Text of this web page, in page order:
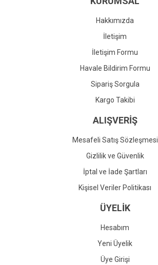
Gönder
Hakkımızda
İletişim
İletişim Formu
Havale Bildirim Formu
Sipariş Sorgula
Kargo Takibi
ALIŞVERİŞ
Mesafeli Satış Sözleşmesi
Gizlilik ve Güvenlik
İptal ve İade Şartları
Kişisel Veriler Politikası
ÜYELİK
Hesabım
Yeni Üyelik
Üye Girişi